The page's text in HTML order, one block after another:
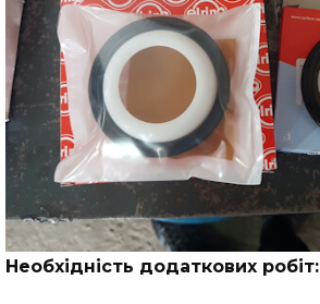
Необхідність додаткових робіт: